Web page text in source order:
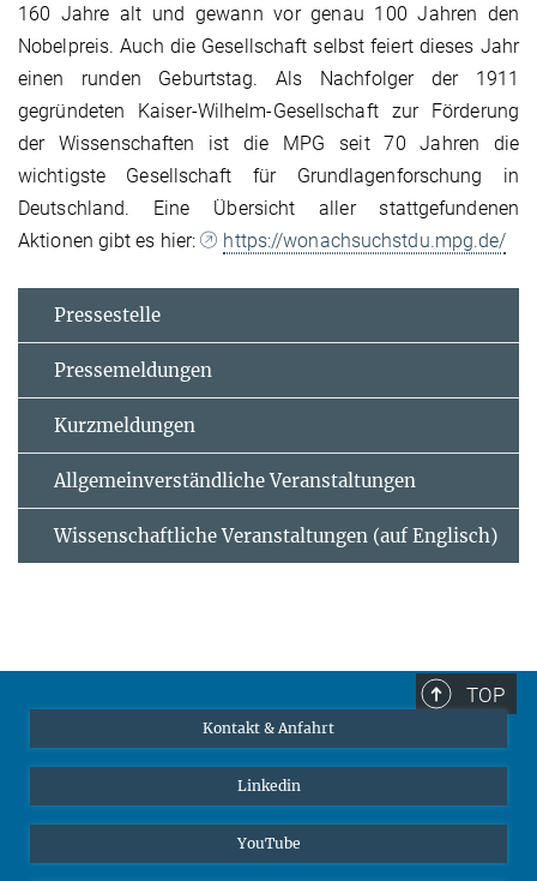
160 Jahre alt und gewann vor genau 100 Jahren den
Nobelpreis. Auch die Gesellschaft selbst feiert dieses Jahr
einen runden Geburtstag. Als Nachfolger der 1911
gegründeten Kaiser-Wilhelm-Gesellschaft zur Förderung
der Wissenschaften ist die MPG seit 70 Jahren die
wichtigste Gesellschaft für Grundlagenforschung in
Deutschland. Eine Übersicht aller stattgefundenen
Aktionen gibt es hier:
https://wonachsuchstdu.mpg.de/
Pressestelle
Pressemeldungen
Kurzmeldungen
Allgemeinverständliche Veranstaltungen
Wissenschaftliche Veranstaltungen (auf Englisch)
TOP
Kontakt & Anfahrt
Linkedin
YouTube